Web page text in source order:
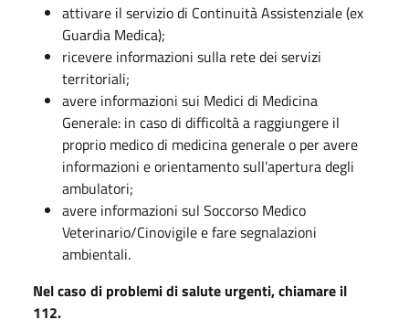
attivare il servizio di Continuità Assistenziale (ex
Guardia Medica);
ricevere informazioni sulla rete dei servizi
territoriali;
avere informazioni sui Medici di Medicina
Generale: in caso di difficoltà a raggiungere il
proprio medico di medicina generale o per avere
informazioni e orientamento sull’apertura degli
ambulatori;
avere informazioni sul Soccorso Medico
Veterinario/Cinovigile e fare segnalazioni
ambientali.
Nel caso di problemi di salute urgenti, chiamare il
112.